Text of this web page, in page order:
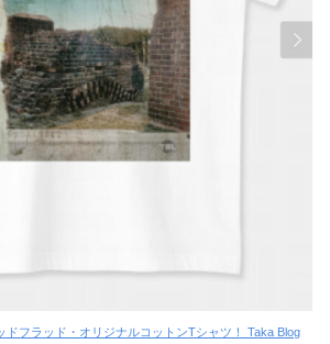
ドフラッド・オリジナルコットンTシャツ！ Taka Blog